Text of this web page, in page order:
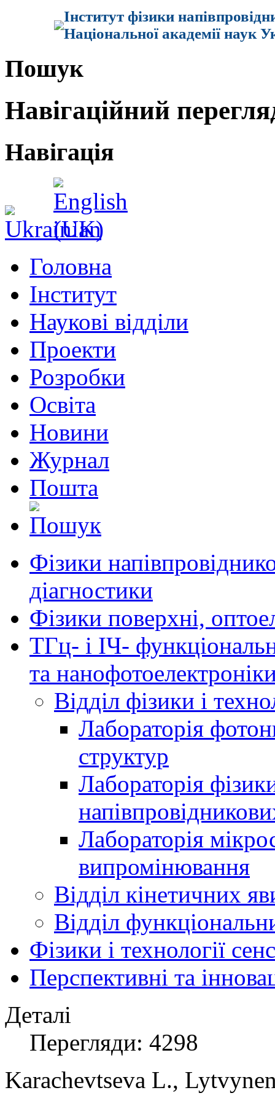
Інститут фізики
Національної академії наук
Пошук
Навігаційний
Навігація
Головна
Інститут
Наукові відділи
Проекти
Розробки
Освіта
Новини
Журнал
Пошта
Фізики
діагностики
Фізики поверхні,
ТГц- і ІЧ-
та
Відділ фізики і
Лабораторія
структур
Лабораторія
Лабораторія
випромінювання
Відділ кінетичних
Відділ
Фізики і технології
Перспективні та
Деталі
Перегляди: 4298
Karachevtseva L.,